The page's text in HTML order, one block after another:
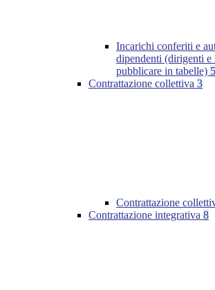
Incarichi conferiti e
dipendenti (dirigenti
pubblicare in tabelle) 5
Contrattazione collettiva 3
Contrattazione
Contrattazione integrativa 8